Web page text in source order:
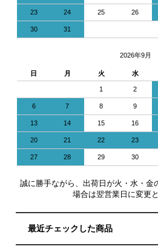
23 24 25 26
30 31
2026年9月
日 月 火 水
1 2
6 7 8 9
13 14 15 16
20 21 22 23
27 28 29 30
誠に勝手ながら、出荷日が火・水・
場合は翌営業日に変更
最近チェックした商品